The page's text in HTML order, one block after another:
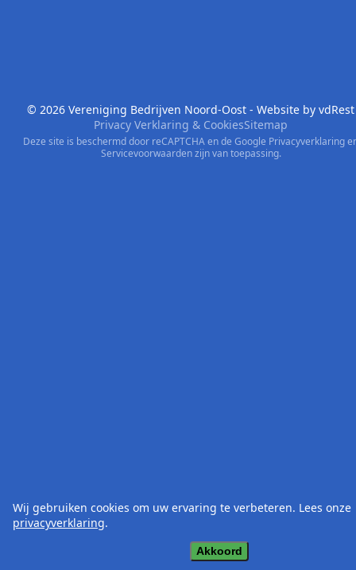
© 2026 Vereniging Bedrijven Noord-Oost - Website by vdRest
Privacy Verklaring & CookiesSitemap
Deze site is beschermd door reCAPTCHA en de Google Privacyverklaring
Servicevoorwaardenzijn van toepassing.
Wij gebruiken cookies om uw ervaring te verbeteren. Lees onze
privacyverklaring.
Akkoord